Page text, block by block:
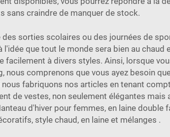
sans craindre de manquer de stock.
sorties scolaires ou des journées de
que tout le monde sera bien au
à divers styles. Ainsi, lorsque
nous comprenons que vous ayez besoin
fabriquons nos articles en tenant
de vestes, non seulement élégantes mais
d'hiver pour femmes, en laine double
style chaud, en laine et mélanges .